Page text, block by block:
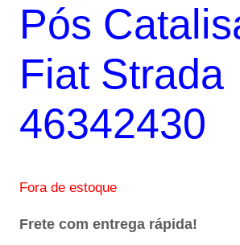
R$480,00.
Pós
Fiat Strada
46342430
Fora de estoque
Frete com entrega rápida!